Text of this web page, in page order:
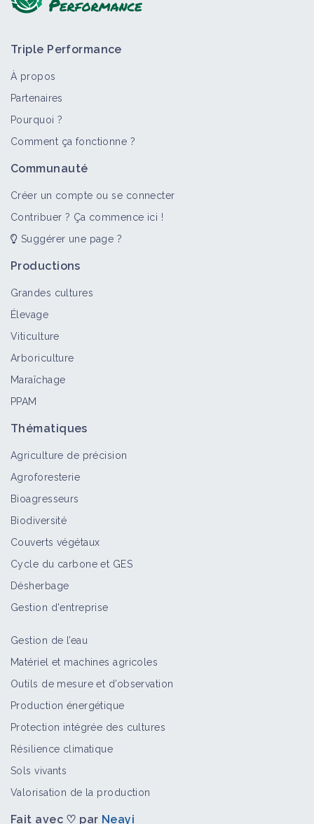
Triple Performance
À propos
Partenaires
Pourquoi ?
Comment ça fonctionne ?
Communauté
Créer un compte ou se connecter
Contribuer ? Ça commence ici !
Suggérer une page ?
Productions
Grandes cultures
Élevage
Viticulture
Arboriculture
Maraîchage
PPAM
Thématiques
Agriculture de précision
Agroforesterie
Bioagresseurs
Biodiversité
Couverts végétaux
Cycle du carbone et GES
Désherbage
Gestion d'entreprise
Gestion de l’eau
Matériel et machines agricoles
Outils de mesure et d’observation
Production énergétique
Protection intégrée des cultures
Résilience climatique
Sols vivants
Valorisation de la production
Fait avec ♡ par Neayi